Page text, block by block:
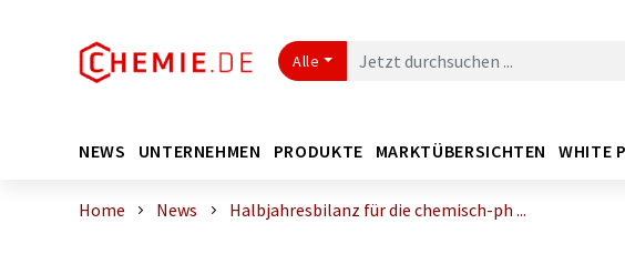
Alle
NEWS UNTERNEHMEN PRODUKTE MARKTÜBERSICHTEN WHITE
Home News Halbjahresbilanz für die chemisch-ph ...